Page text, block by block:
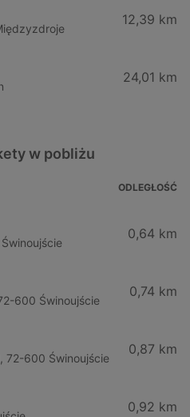
12,39 km
24,01 km
w pobliżu
ODLEGŁOŚĆ
0,64 km
600 Świnoujście
0,74 km
72-600 Świnoujście
0,87 km
0,92 km